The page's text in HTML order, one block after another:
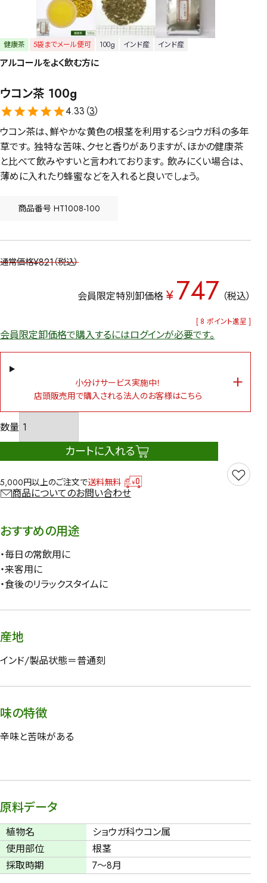
健康茶 5袋までメール便可 100g インド産 インド産
アルコールをよく飲む方に
ウコン茶 100g
4.33（3）
ウコン茶は、鮮やかな黄色の根茎を利用するショウガ科の多年
草です。 独特な苦味、クセと香りがありますが、ほかの健康茶
と比べて飲みやすいと言われております。 飲みにくい場合は、
薄めに入れたり蜂蜜などを入れると良いでしょう。
商品番号 HT1008-100
通常価格¥821 税込
会員限定特別卸価格 ¥747 税込
[ 8 ポイント進呈 ]
会員限定卸価格で購入するにはログインが必要です。
小分けサービス実施中！
店頭販売用で購入される法人のお客様はこちら
カートに入れる
5,000円以上のご注文で送料無料
商品についてのお問い合わせ
おすすめの用途
・毎日の常飲用に
・来客用に
・食後のリラックスタイムに
産地
インド/製品状態＝普通刻
味の特徴
辛味と苦味がある
原料データ
植物名
ショウガ科ウコン属
使用部位
根茎
採取時期
7～8月